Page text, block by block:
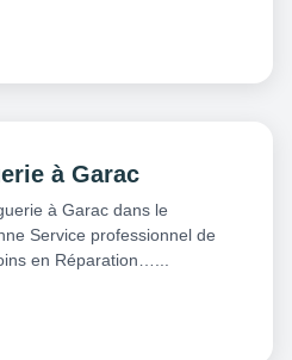
à Garac
à Garac dans le
Service professionnel de
en Réparation…...